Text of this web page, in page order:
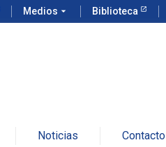
Medios arrow_drop_down Biblioteca
Noticias Contacto